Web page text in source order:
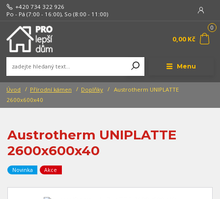
Menu
+420 734 322 926
Po - Pá (7:00 - 16:00), So (8:00 - 11:00)
0
0,00 Kč
Úvod Přírodní kámen Doplňky
Austrotherm UNIPLATTE
2600x600x40
Austrotherm UNIPLATTE
2600x600x40
Novinka Akce